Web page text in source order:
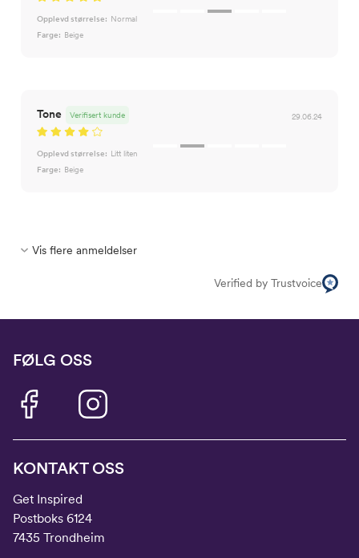
Opplevd størrelse: Normal
Farge: Beige
Tone 29.06.24
Verifisert kunde
Opplevd størrelse: Litt liten
Farge: Beige
Vis flere anmeldelser
Verified by Trustvoice
FØLG OSS
KONTAKT OSS
Get Inspired
Postboks 6124
7435 Trondheim